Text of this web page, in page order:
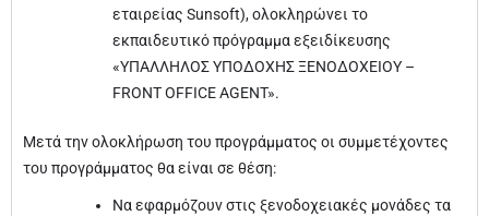
εταιρείας Sunsoft), ολοκληρώνει το
εκπαιδευτικό πρόγραμμα εξειδίκευσης
«ΥΠΑΛΛΗΛΟΣ ΥΠΟΔΟΧΗΣ ΞΕΝΟΔΟΧΕΙΟΥ –
FRONT OFFICE AGENT».
Μετά την ολοκλήρωση του προγράμματος οι συμμετέχοντες
του προγράμματος θα είναι σε θέση:
Να εφαρμόζουν στις ξενοδοχειακές μονάδες τα